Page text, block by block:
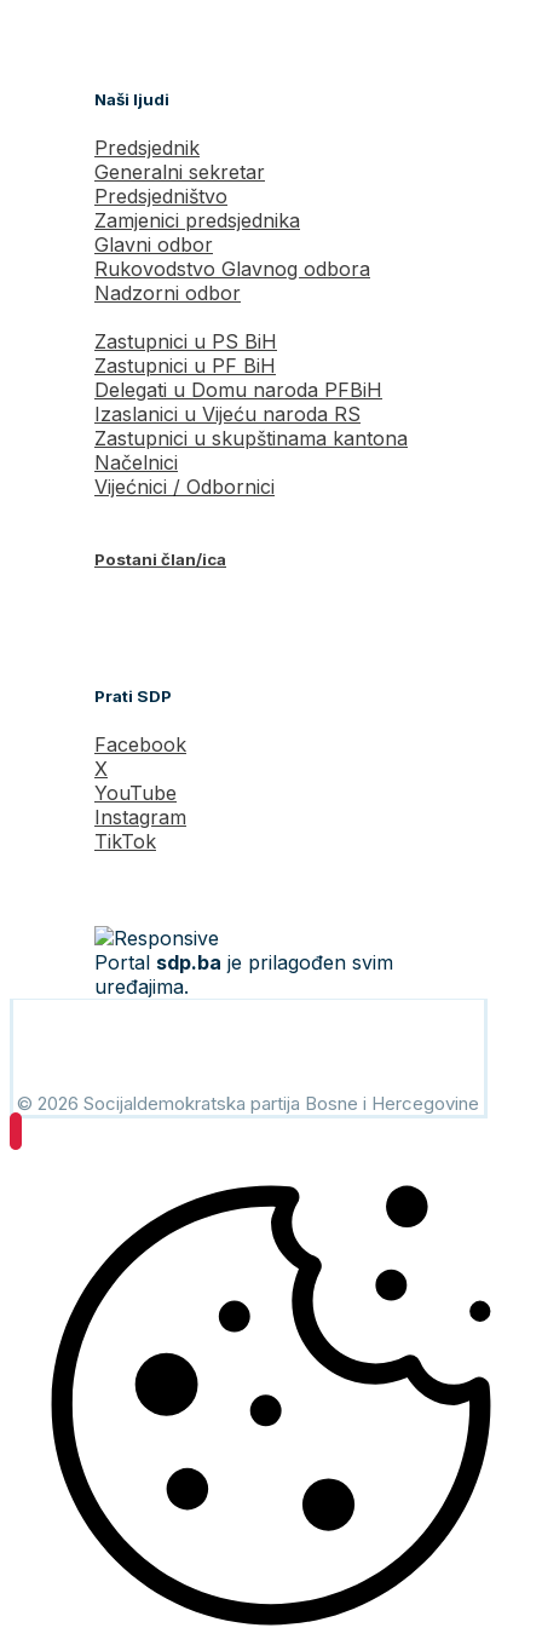
Naši ljudi
Predsjednik
Generalni sekretar
Predsjedništvo
Zamjenici predsjednika
Glavni odbor
Rukovodstvo Glavnog odbora
Nadzorni odbor
Zastupnici u PS BiH
Zastupnici u PF BiH
Delegati u Domu naroda PFBiH
Izaslanici u Vijeću naroda RS
Zastupnici u skupštinama kantona
Načelnici
Vijećnici / Odbornici
Postani član/ica
Prati SDP
Facebook
X
YouTube
Instagram
TikTok
Portal sdp.ba je prilagođen svim
uređajima.
© 2026 Socijaldemokratska partija Bosne i Hercegovine